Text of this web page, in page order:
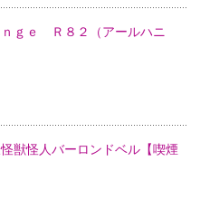
ｎｇｅ Ｒ８２（アールハニ
怪獣怪人バーロンドベル【喫煙